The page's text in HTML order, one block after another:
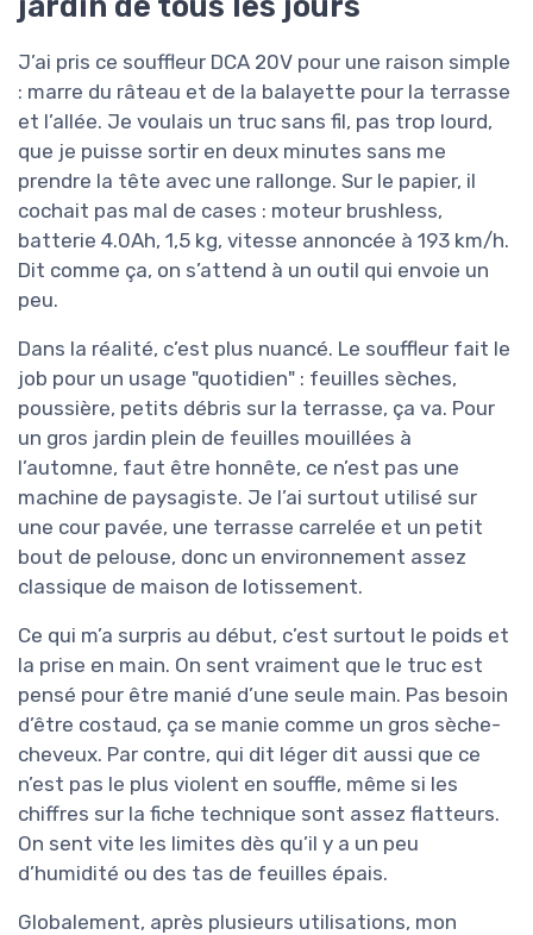
J’ai pris ce souffleur DCA 20V pour une raison simple
: marre du râteau et de la balayette pour la terrasse
et l’allée. Je voulais un truc sans fil, pas trop lourd,
que je puisse sortir en deux minutes sans me
prendre la tête avec une rallonge. Sur le papier, il
cochait pas mal de cases : moteur brushless,
batterie 4.0Ah, 1,5 kg, vitesse annoncée à 193 km/h.
Dit comme ça, on s’attend à un outil qui envoie un
peu.
Dans la réalité, c’est plus nuancé. Le souffleur fait le
job pour un usage "quotidien" : feuilles sèches,
poussière, petits débris sur la terrasse, ça va. Pour
un gros jardin plein de feuilles mouillées à
l’automne, faut être honnête, ce n’est pas une
machine de paysagiste. Je l’ai surtout utilisé sur
une cour pavée, une terrasse carrelée et un petit
bout de pelouse, donc un environnement assez
classique de maison de lotissement.
Ce qui m’a surpris au début, c’est surtout le poids et
la prise en main. On sent vraiment que le truc est
pensé pour être manié d’une seule main. Pas besoin
d’être costaud, ça se manie comme un gros sèche-
cheveux. Par contre, qui dit léger dit aussi que ce
n’est pas le plus violent en souffle, même si les
chiffres sur la fiche technique sont assez flatteurs.
On sent vite les limites dès qu’il y a un peu
d’humidité ou des tas de feuilles épais.
Globalement, après plusieurs utilisations, mon